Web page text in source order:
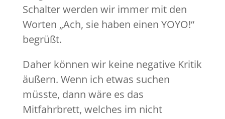
Schalter werden wir immer mit den
Worten „Ach, sie haben einen YOYO!“
begrüßt.
Daher können wir keine negative Kritik
äußern. Wenn ich etwas suchen
müsste, dann wäre es das
Mitfahrbrett, welches im nicht